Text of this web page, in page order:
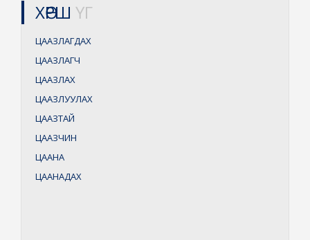
ХӨРШ ҮГ
ЦААЗЛАГДАХ
ЦААЗЛАГЧ
ЦААЗЛАХ
ЦААЗЛУУЛАХ
ЦААЗТАЙ
ЦААЗЧИН
ЦААНА
ЦААНАДАХ